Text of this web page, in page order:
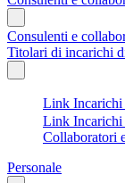
Consulenti e
Titolari di incarichi
Link Incarichi
Link Incarichi
Collaboratori
Personale